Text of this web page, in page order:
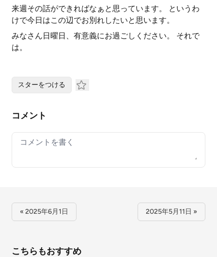
来週その話ができればなぁと思っています。 というわ
けで今日はこの辺でお別れしたいと思います。
みなさん日曜日、有意義にお過ごしください。 それで
は。
スターをつける
コメント
Your comment
« 2025年6月1日 2025年5月11日 »
こちらもおすすめ